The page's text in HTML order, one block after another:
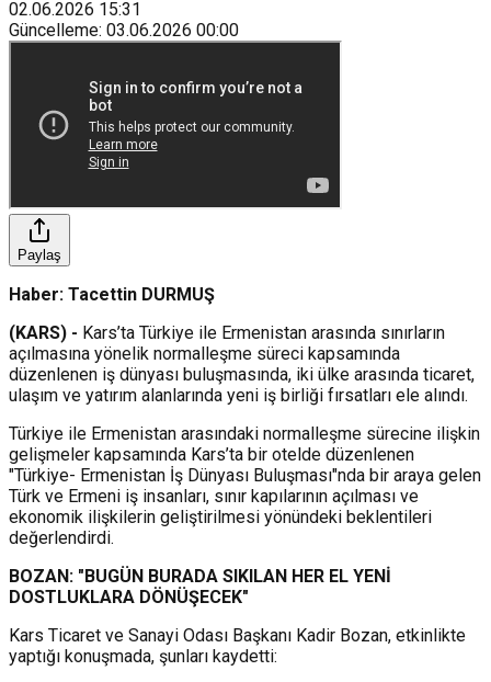
02.06.2026 15:31
Güncelleme: 03.06.2026 00:00
Paylaş
Haber: Tacettin DURMUŞ
(KARS) - Kars’ta Türkiye ile Ermenistan arasında sınırların
açılmasına yönelik normalleşme süreci kapsamında
düzenlenen iş dünyası buluşmasında, iki ülke arasında ticaret,
ulaşım ve yatırım alanlarında yeni iş birliği fırsatları ele alındı.
Türkiye ile Ermenistan arasındaki normalleşme sürecine ilişkin
gelişmeler kapsamında Kars’ta bir otelde düzenlenen
"Türkiye- Ermenistan İş Dünyası Buluşması"nda bir araya gelen
Türk ve Ermeni iş insanları, sınır kapılarının açılması ve
ekonomik ilişkilerin geliştirilmesi yönündeki beklentileri
değerlendirdi.
BOZAN: "BUGÜN BURADA SIKILAN HER EL YENİ
DOSTLUKLARA DÖNÜŞECEK"
Kars Ticaret ve Sanayi Odası Başkanı Kadir Bozan, etkinlikte
yaptığı konuşmada, şunları kaydetti: